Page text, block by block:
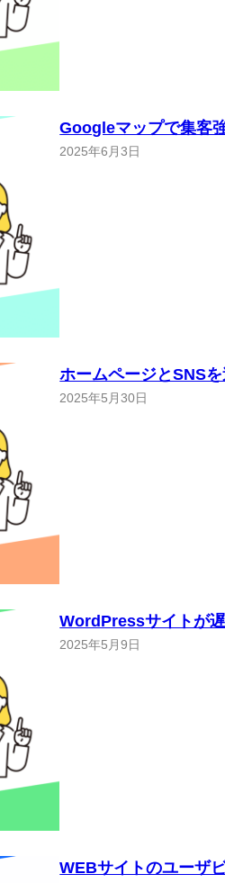
Googleマップで集客
2025年6月3日
ホームページとSNS
2025年5月30日
WordPressサイトが
2025年5月9日
WEBサイトのユーザ